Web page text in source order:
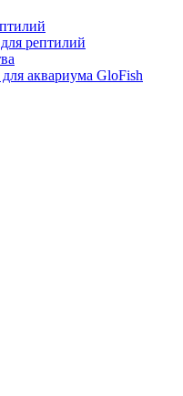
рептилий
аквариума GloFish